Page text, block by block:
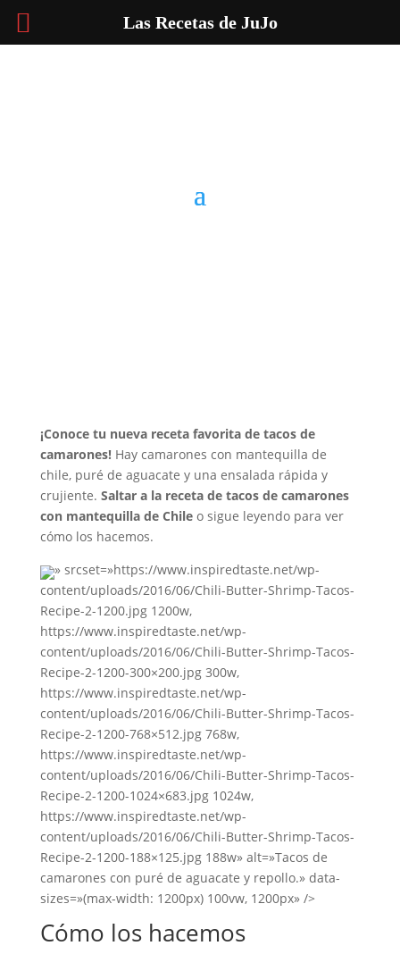
¡Conoce tu nueva receta favorita de tacos de
camarones!Hay camarones con mantequilla de
chile, puré de aguacate y una ensalada rápida y
crujiente. Saltar a la receta de tacos de camarones
con mantequilla de Chileo sigue leyendo para ver
cómo los hacemos.
» srcset=»https://www.inspiredtaste.net/wp-
content/uploads/2016/06/Chili-Butter-Shrimp-Tacos-
Recipe-2-1200.jpg 1200w,
https://www.inspiredtaste.net/wp-
content/uploads/2016/06/Chili-Butter-Shrimp-Tacos-
Recipe-2-1200-300×200.jpg 300w,
https://www.inspiredtaste.net/wp-
content/uploads/2016/06/Chili-Butter-Shrimp-Tacos-
Recipe-2-1200-768×512.jpg 768w,
https://www.inspiredtaste.net/wp-
content/uploads/2016/06/Chili-Butter-Shrimp-Tacos-
Recipe-2-1200-1024×683.jpg 1024w,
https://www.inspiredtaste.net/wp-
content/uploads/2016/06/Chili-Butter-Shrimp-Tacos-
Recipe-2-1200-188×125.jpg 188w» alt=»Tacos de
camarones con puré de aguacate y repollo.» data-
sizes=»(max-width: 1200px) 100vw, 1200px» />
Cómo los hacemos
Las Recetas de JuJo